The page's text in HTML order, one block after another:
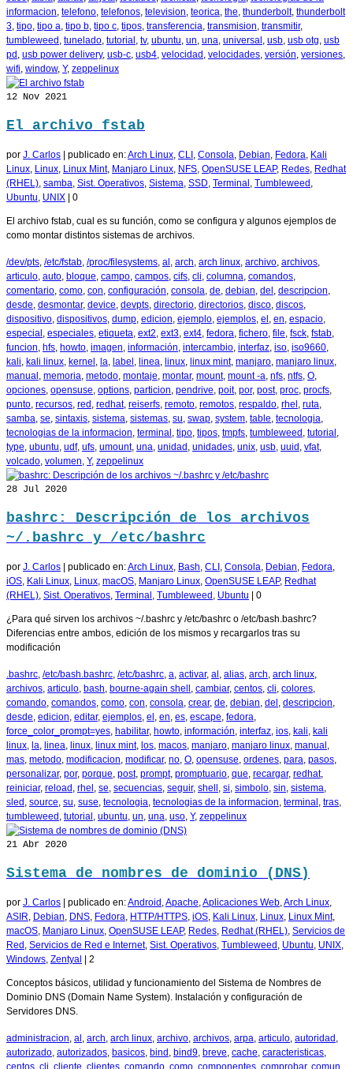
informacion, telefono, telefonos, television, teorica, the, thunderbolt, thunderbolt
3, tipo, tipo a, tipo b, tipo c, tipos, transferencia, transmision, transmitir,
tumbleweed , tunelado, tutorial , tv, ubuntu, un, una, universal , usb, usb otg, usb
pd , usb power delivery, usb-c, usb4, velocidad , velocidades, versión, versiones,
wifi, window, Y, zeppelinux
12 Nov 2021
El archivo fstab
por J. Carlos publicado en:Arch Linux, CLI , Consola, Debian, Fedora, Kali
Linux, Linux, Linux Mint, Manjaro Linux, NFS, OpenSUSE LEAP, Redes, Redhat
(RHEL), samba, Sist. Operativos, Sistema, SSD, Terminal , Tumbleweed ,
Ubuntu, UNIX 0
El archivo fstab, cual es su función, como se configura y algunos ejemplos de
como montar distintos sistemas de archivos.
/dev/pts, /etc/fstab, /proc/filesystems, al , arch, arch linux, archivo, archivos,
articulo, auto, bloque, campo, campos, cifs, cli, columna, comandos,
comentario, como, con, configuración, consola, de, debian, del , descripcion,
desde, desmontar, device, devpts, directorio, directorios, disco, discos,
dispositivo, dispositivos, dump, edicion, ejemplo, ejemplos, el , en, espacio,
especial , especiales, etiqueta, ext2, ext3, ext4, fedora, fichero, file, fsck, fstab,
funcion, hfs, howto, imagen, información, intercambio, interfaz, iso, iso9660,
kali, kali linux, kernel , la, label , linea, linux, linux mint, manjaro, manjaro linux,
manual , memoria, metodo, montaje, montar, mount, mount -a, nfs, ntfs, O,
opciones, opensuse, options, particion, pendrive, poit, por, post, proc, procfs,
punto, recursos, red , redhat, reiserfs, remoto, remotos, respaldo, rhel , ruta,
samba, se, sintaxis, sistema, sistemas, su, swap, system, table, tecnologia,
tecnologias de la informacion, terminal , tipo, tipos, tmpfs, tumbleweed , tutorial ,
type, ubuntu, udf, ufs, umount, una, unidad , unidades, unix, usb, uuid , vfat,
volcado, volumen, Y, zeppelinux
28 Jul 2020
bashrc: Descripción de los archivos
~/.bashrc y /etc/bashrc
por J. Carlos | publicado en:Arch Linux Bash CLI Consola Debian Fedora
iOS Kali Linux Linux macOS Manjaro Linux OpenSUSE LEAP, Redhat
(RHEL) Sist. Operativos Terminal Tumbleweed Ubuntu | 0
¿Para qué sirven los archivos ~/.bashrc y /etc/bashrc o /etc/bash.bashrc?
Diferencias entre ambos, edición de los mismos y recargarlos tras su
modificación
.bashrc /etc/bash.bashrc /etc/bashrc a activar, al alias arch arch linux
archivos articulo bash bourne-again shell cambiar, centos cli colores
comando comandos como con consola crear, de debian del descripcion
desde edicion editar, ejemplos el en es escape fedora
force_color_prompt=yes habilitar, howto información interfaz ios kali kali
linux la linea linux linux mint, los macos manjaro manjaro linux manual
mas metodo modificacion modificar, no O opensuse ordenes para pasos
personalizar, por, porque post, prompt, promptuario que recargar, redhat,
reiniciar, reload rhel se secuencias seguir, shell si simbolo sin sistema
sled source su suse tecnologia tecnologias de la informacion terminal tras
tumbleweed tutorial ubuntu un una uso Y, zeppelinux
21 Abr 2020
Sistema de nombres de dominio (DNS)
por J. Carlos | publicado en:Android Apache Aplicaciones Web Arch Linux
ASIR Debian DNS Fedora HTTP/HTTPS iOS Kali Linux Linux Linux Mint,
macOS Manjaro Linux OpenSUSE LEAP, Redes Redhat (RHEL) Servicios de
Red Servicios de Red e Internet, Sist. Operativos Tumbleweed Ubuntu UNIX
Windows Zentyal | 2
Conceptos básicos, utilidad y funcionamiento del Sistema de Nombres de
Dominio DNS (Domain Name System). Instalación y configuración de
Servidores DNS.
administracion al arch arch linux archivo archivos arpa articulo autoridad
autorizado autorizados basicos bind bind9 breve cache caracteristicas
centos cli cliente clientes comando como componentes comprobar, comun